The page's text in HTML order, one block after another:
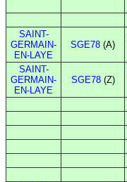
SAINT-
GERMAIN-
EN-LAYE
SGE78 (A)
SAINT-
GERMAIN-
EN-LAYE
SGE78(Z)